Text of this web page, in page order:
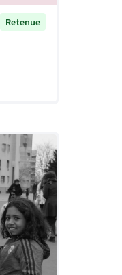
Retenue